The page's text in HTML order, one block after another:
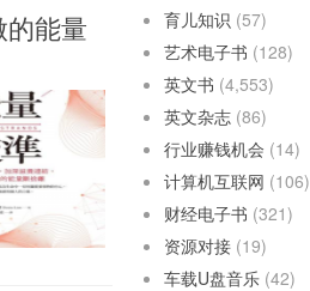
的能量
育儿知识 (57)
艺术电子书 (128)
英文书 (4,553)
英文杂志 (86)
行业赚钱机会 (14)
计算机互联网 (106)
财经电子书 (321)
资源对接 (19)
车载U盘音乐 (42)